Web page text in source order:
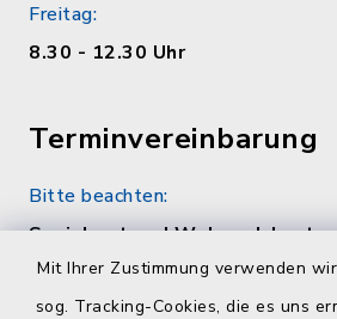
Mit Ihrer Zustimmung verwenden
sog. Tracking-Cookies, die es uns
Freitag:
8.30 - 12.30 Uhr
Terminvereinbarung
Bitte beachten:
Sozialamt und Wohngeldamt
telefonischer Vereinbarung